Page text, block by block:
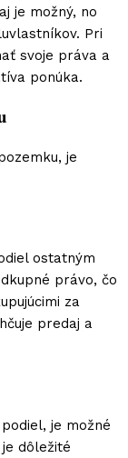
je možný, no
Pri
svoje práva a
ponúka.
je
ostatným
právo, čo
za
predaj a
je možné
dôležité